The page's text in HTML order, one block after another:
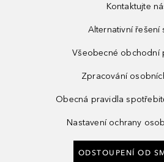
Kontaktujte
Alternativní řešení
Všeobecné obchodní
Zpracování
Obecná pravidla
Nastavení ochrany
ODSTOUPENÍ OD